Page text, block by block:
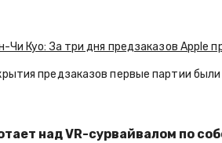
Чи Куо: За три дня предзаказов Apple
предзаказов первые партии
над VR-сурвайвалом по